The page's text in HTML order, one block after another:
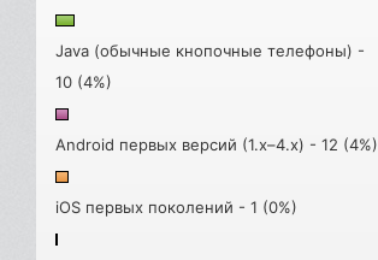
Java (обычные кнопочные телефоны) -
10 (4%)
Android первых версий (1.x–4.x) - 12 (4%)
iOS первых поколений - 1 (0%)